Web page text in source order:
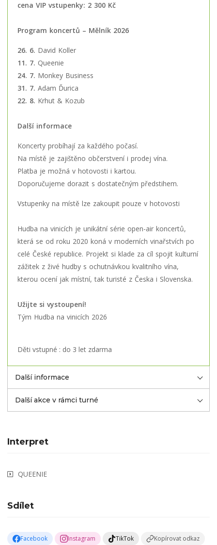
cena VIP vstupenky: 2 300 Kč
Program koncertů – Mělník 2026
26. 6. David Koller
11. 7. Queenie
24. 7. Monkey Business
31. 7. Adam Ďurica
22. 8. Krhut & Kozub
Další informace
Koncerty probíhají za každého počasí.
Na místě je zajištěno občerstvení i prodej vína.
Platba je možná v hotovosti i kartou.
Doporučujeme dorazit s dostatečným předstihem.
Vstupenky na místě lze zakoupit pouze v hotovosti
Hudba na vinicích je unikátní série open-air koncertů,
která se od roku 2020 koná v moderních vinařstvích po
celé České republice. Projekt si klade za cíl spojit kulturní
zážitek z živé hudby s ochutnávkou kvalitního vína,
kterou ocení jak místní, tak turisté z Česka i Slovenska.
Užijte si vystoupení!
Tým Hudba na vinicích 2026
Děti vstupné : do 3 let zdarma
Další informace
Další akce v rámci turné
Interpret
QUEENIE
Sdílet
Facebook Instagram TikTok Kopírovat odkaz